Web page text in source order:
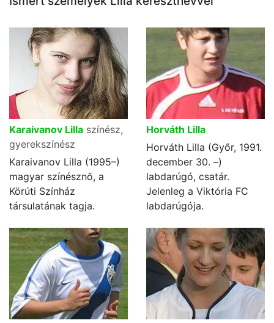
Karaivanov Lilla színész,
gyerekszínész
Karaivanov Lilla (1995–)
magyar színésznő, a
Körúti Színház
társulatának tagja.
Horváth Lilla
Horváth Lilla (Győr, 1991.
december 30. –)
labdarúgó, csatár.
Jelenleg a Viktória FC
labdarúgója.